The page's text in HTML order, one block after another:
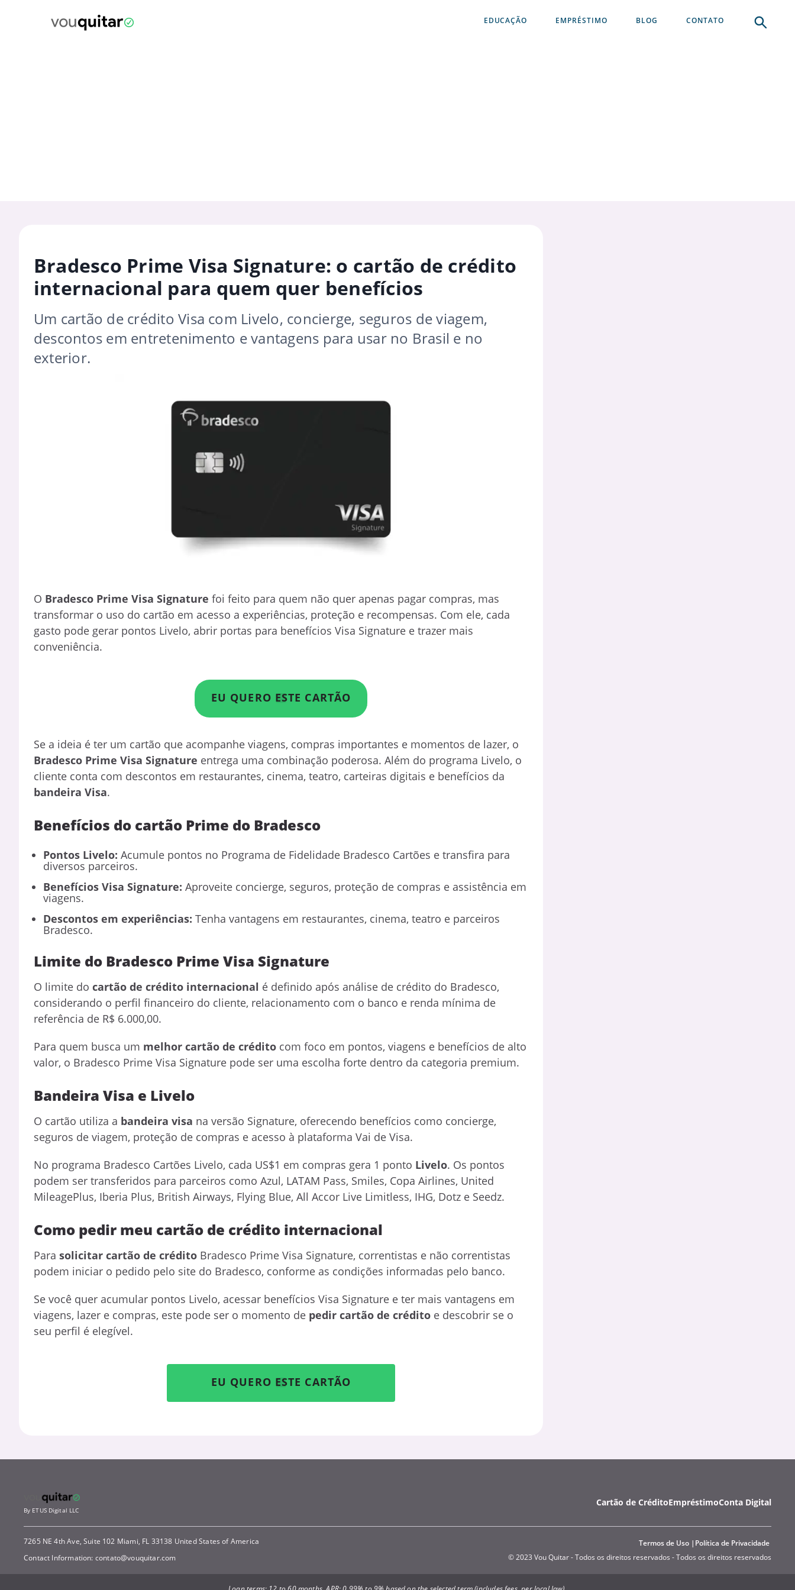
EDUCAÇÃO EMPRÉSTIMO BLOG CONTATO
Bradesco Prime Visa Signature: o cartão de crédito
internacional para quem quer benefícios
Um cartão de crédito Visa com Livelo, concierge, seguros de viagem,
descontos em entretenimento e vantagens para usar no Brasil e no
exterior.
O Bradesco Prime Visa Signature foi feito para quem não quer apenas pagar compras, mas
transformar o uso do cartão em acesso a experiências, proteção e recompensas. Com ele, cada
gasto pode gerar pontos Livelo, abrir portas para benefícios Visa Signature e trazer mais
conveniência.
EU QUERO ESTE CARTÃO
Se a ideia é ter um cartão que acompanhe viagens, compras importantes e momentos de lazer, o
Bradesco Prime Visa Signature entrega uma combinação poderosa. Além do programa Livelo, o
cliente conta com descontos em restaurantes, cinema, teatro, carteiras digitais e benefícios da
bandeira Visa.
Benefícios do cartão Prime do Bradesco
Pontos Livelo: Acumule pontos no Programa de Fidelidade Bradesco Cartões e transfira para
diversos parceiros.
Benefícios Visa Signature: Aproveite concierge, seguros, proteção de compras e assistência em
viagens.
Descontos em experiências: Tenha vantagens em restaurantes, cinema, teatro e parceiros
Bradesco.
Limite do Bradesco Prime Visa Signature
O limite do cartão de crédito internacional é definido após análise de crédito do Bradesco,
considerando o perfil financeiro do cliente, relacionamento com o banco e renda mínima de
referência de R$ 6.000,00.
Para quem busca um melhor cartão de crédito com foco em pontos, viagens e benefícios de alto
valor, o Bradesco Prime Visa Signature pode ser uma escolha forte dentro da categoria premium.
Bandeira Visa e Livelo
O cartão utiliza a bandeira visa na versão Signature, oferecendo benefícios como concierge,
seguros de viagem, proteção de compras e acesso à plataforma Vai de Visa.
No programa Bradesco Cartões Livelo, cada US$1 em compras gera 1 ponto Livelo. Os pontos
podem ser transferidos para parceiros como Azul, LATAM Pass, Smiles, Copa Airlines, United
MileagePlus, Iberia Plus, British Airways, Flying Blue, All Accor Live Limitless, IHG, Dotz e Seedz.
Como pedir meu cartão de crédito internacional
Para solicitar cartão de crédito Bradesco Prime Visa Signature, correntistas e não correntistas
podem iniciar o pedido pelo site do Bradesco, conforme as condições informadas pelo banco.
Se você quer acumular pontos Livelo, acessar benefícios Visa Signature e ter mais vantagens em
viagens, lazer e compras, este pode ser o momento de pedir cartão de crédito e descobrir se o
seu perfil é elegível.
EU QUERO ESTE CARTÃO
By ETUS Digital LLC
Cartão de CréditoEmpréstimoConta Digital
7265 NE 4th Ave, Suite 102 Miami, FL 33138 United States of America
Contact Information: contato@vouquitar.com
Termos de Uso
Política de Privacidade
© 2023 Vou Quitar - Todos os direitos reservados - Todos os direitos reservados